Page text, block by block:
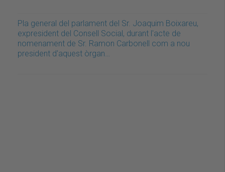
Pla general del parlament del Sr. Joaquim Boixareu,
expresident del Consell Social, durant l'acte de
nomenament de Sr. Ramon Carbonell com a nou
president d'aquest òrgan…